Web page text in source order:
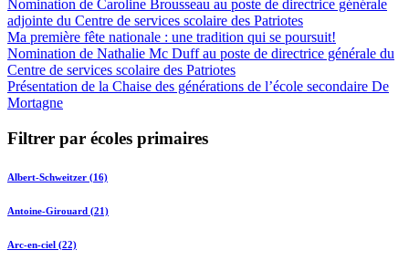
Nomination de Caroline Brousseau au poste de directrice générale
adjointe du Centre de services scolaire des Patriotes
Ma première fête nationale : une tradition qui se poursuit!
Nomination de Nathalie Mc Duff au poste de directrice générale du
Centre de services scolaire des Patriotes
Présentation de la Chaise des générations de l’école secondaire De
Mortagne
Filtrer par écoles primaires
Albert-Schweitzer (16)
Antoine-Girouard (21)
Arc-en-ciel (22)